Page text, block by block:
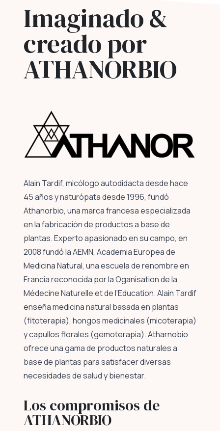
Imaginado &
creado por
ATHANORBIO
Alain Tardif, micólogo autodidacta desde hace
45 años y naturópata desde 1996, fundó
Athanorbio, una marca francesa especializada
en la fabricación de productos a base de
plantas. Experto apasionado en su campo, en
2008 fundó la AEMN, Academia Europea de
Medicina Natural, una escuela de renombre en
Francia reconocida por la Oganisation de la
Médecine Naturelle et de l'Education. Alain Tardif
enseña medicina natural basada en plantas
(fitoterapia), hongos medicinales (micoterapia)
y capullos florales (gemoterapia). Atharnobio
ofrece una gama de productos naturales a
base de plantas para satisfacer diversas
necesidades de salud y bienestar.
Los compromisos de
ATHANORBIO